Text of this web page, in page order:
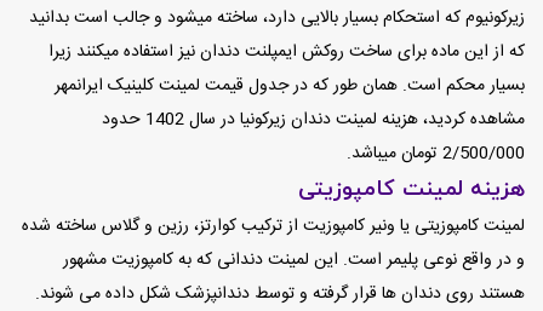
زیرکونیوم که استحکام بسیار بالایی دارد، ساخته میشود و جالب است بدانید
که از این ماده برای ساخت روکش ایمپلنت دندان نیز استفاده میکنند زیرا
بسیار محکم است. همان طور که در جدول قیمت لمینت کلینیک ایرانمهر
مشاهده کردید، هزینه لمینت دندان زیرکونیا در سال 1402 حدود
2/500/000 تومان میباشد.
هزینه لمینت کامپوزیتی
لمینت کامپوزیتی یا ونیر کامپوزیت از ترکیب کوارتز، رزین و گلاس ساخته شده
و در واقع نوعی پلیمر است. این لمینت دندانی که به کامپوزیت مشهور
هستند روی دندان ها قرار گرفته و توسط دندانپزشک شکل داده می شوند.